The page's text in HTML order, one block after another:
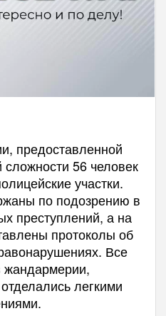
предоставленной
56 человек
участки.
по подозрению в
преступлений, а на
протоколы об
Все
жандармерии,
легкими